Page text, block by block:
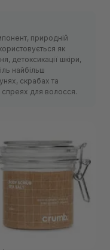
природній
як
детоксикації шкіри,
найбільш
скрабах та
спреях для волосся.